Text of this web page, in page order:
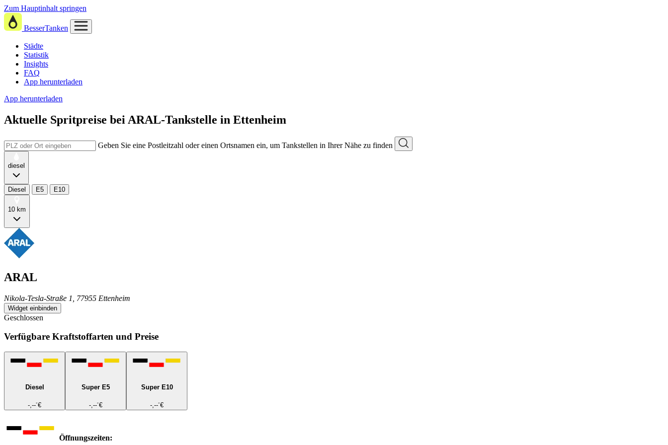
Zum Hauptinhalt springen
BesserTanken
Städte
Statistik
Insights
FAQ
App herunterladen
App herunterladen
Aktuelle Spritpreise bei ARAL-Tankstelle in Ettenheim
Geben Sie eine Postleitzahl oder einen Ortsnamen ein, um Tankstellen in Ihrer Nähe zu finden
diesel
Diesel E5 E10
10 km
ARAL
Nikola-Tesla-Straße 1, 77955 Ettenheim
Widget einbinden
Geschlossen
Verfügbare Kraftstoffarten und Preise
Diesel
-,---€
Super E5
-,---€
Super E10
-,---€
Öffnungszeiten: